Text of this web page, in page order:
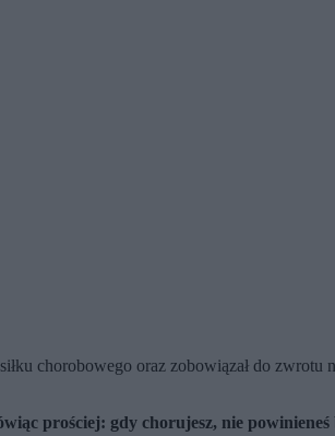
chorobowego oraz zobowiązał do
prościej: gdy chorujesz, nie